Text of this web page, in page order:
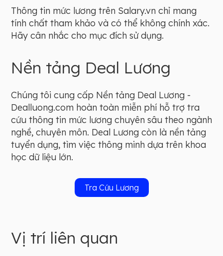
Thông tin mức lương trên Salary.vn chỉ mang
tính chất tham khảo và có thể không chính xác.
Hãy cân nhắc cho mục đích sử dụng.
Nền tảng Deal Lương
Chúng tôi cung cấp Nền tảng Deal Lương -
Dealluong.com hoàn toàn miễn phí hỗ trợ tra
cứu thông tin mức lương chuyên sâu theo ngành
nghề, chuyên môn. Deal Lương còn là nền tảng
tuyển dụng, tìm việc thông minh dựa trên khoa
học dữ liệu lớn.
Tra Cứu Lương
Vị trí liên quan